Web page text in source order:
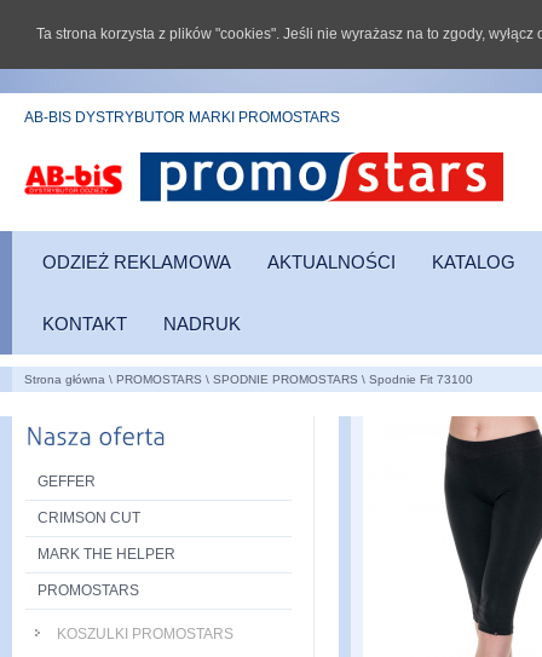
AB-BIS DYSTRYBUTOR MARKI PROMOSTARS
ODZIEŻ REKLAMOWA AKTUALNOŚCI KATALOG
KONTAKT NADRUK
Strona główna \ PROMOSTARS \ SPODNIE PROMOSTARS \ Spodnie Fit 73100
GEFFER
CRIMSON CUT
MARK THE HELPER
PROMOSTARS
KOSZULKI PROMOSTARS
Ta strona korzysta z plików "cookies". Jeśli nie wyrażasz na to zgody,